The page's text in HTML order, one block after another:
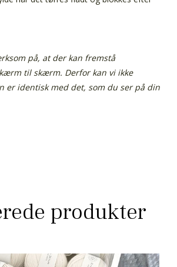
på, at der kan fremstå
til skærm. Derfor kan vi ikke
er identisk med det, som du ser på din
produkter